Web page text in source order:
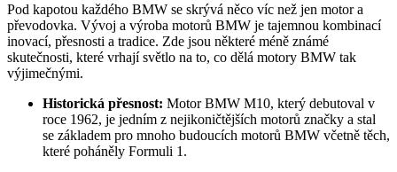
Pod kapotou každého BMW se skrývá něco víc než jen motor a
převodovka. Vývoj a výroba motorů BMW je tajemnou kombinací
inovací, přesnosti a tradice. Zde jsou některé méně známé
skutečnosti, které vrhají světlo na to, co dělá motory BMW tak
výjimečnými.
Historická přesnost: Motor BMW M10, který debutoval v
roce 1962, je jedním z nejikoničtějších motorů značky a stal
se základem pro mnoho budoucích motorů BMW včetně těch,
které poháněly Formuli 1.